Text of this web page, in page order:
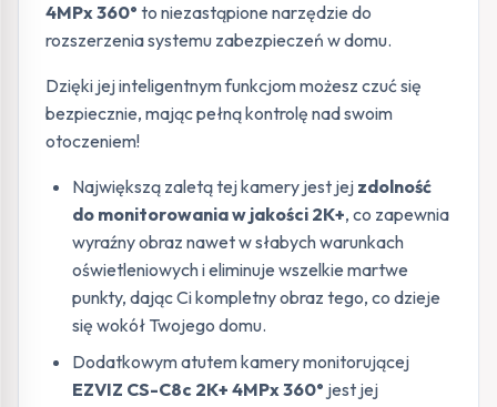
4MPx 360° to niezastąpione narzędzie do
rozszerzenia systemu zabezpieczeń w domu.
Dzięki jej inteligentnym funkcjom możesz czuć się
bezpiecznie, mając pełną kontrolę nad swoim
otoczeniem!
Największą zaletą tej kamery jest jej zdolność
do monitorowania w jakości 2K+, co zapewnia
wyraźny obraz nawet w słabych warunkach
oświetleniowych i eliminuje wszelkie martwe
punkty, dając Ci kompletny obraz tego, co dzieje
się wokół Twojego domu.
Dodatkowym atutem kamery monitorującej
EZVIZ CS-C8c 2K+ 4MPx 360° jest jej